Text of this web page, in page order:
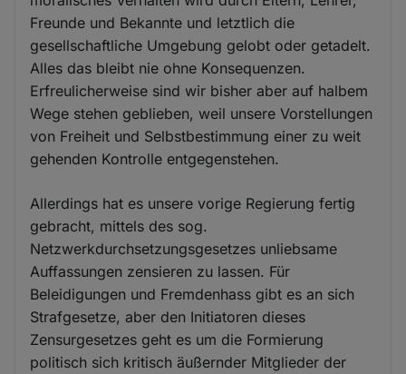
Freunde und Bekannte und letztlich die
gesellschaftliche Umgebung gelobt oder getadelt.
Alles das bleibt nie ohne Konsequenzen.
Erfreulicherweise sind wir bisher aber auf halbem
Wege stehen geblieben, weil unsere Vorstellungen
von Freiheit und Selbstbestimmung einer zu weit
gehenden Kontrolle entgegenstehen.
Allerdings hat es unsere vorige Regierung fertig
gebracht, mittels des sog.
Netzwerkdurchsetzungsgesetzes unliebsame
Auffassungen zensieren zu lassen. Für
Beleidigungen und Fremdenhass gibt es an sich
Strafgesetze, aber den Initiatoren dieses
Zensurgesetzes geht es um die Formierung
politisch sich kritisch äußernder Mitglieder der